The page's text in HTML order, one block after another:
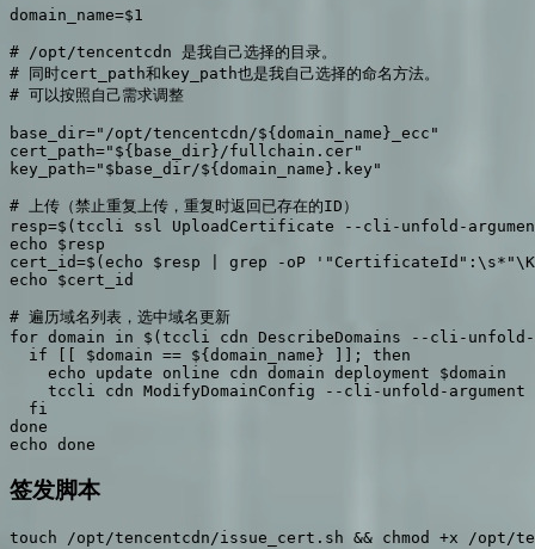
domain_name=$1
# /opt/tencentcdn 是我自己选择的目录。
# 同时cert_path和key_path也是我自己选择的命名方法。
# 可以按照自己需求调整
base_dir="/opt/tencentcdn/${domain_name}_ecc"
cert_path="${base_dir}/fullchain.cer"
key_path="$base_dir/${domain_name}.key"
# 上传（禁止重复上传，重复时返回已存在的ID）
resp=$(tccli ssl UploadCertificate --cli-unfold-
echo $resp
cert_id=$(echo $resp | grep -oP
echo $cert_id
# 遍历域名列表，选中域名更新
for domain in $(tccli cdn DescribeDomains --cli-
  if [[ $domain == ${domain_name} ]]; then
    echo update online cdn domain deployment $domain
tccli cdn ModifyDomainConfig --cli-unfold-
  fi
done
echo done
签发脚本
touch /opt/tencentcdn/issue_cert.sh && chmod +x /opt/